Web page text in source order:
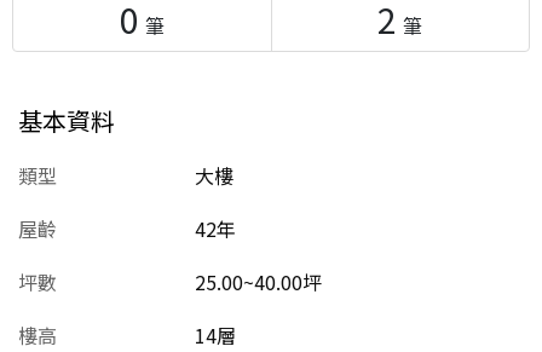
0 筆 2 筆
基本資料
類型
大樓
屋齡
42年
坪數
25.00~40.00坪
樓高
14層